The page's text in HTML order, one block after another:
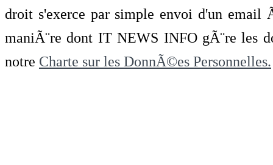
droit s'exerce par simple envoi d'un
maniÃ¨re dont IT NEWS INFO gÃ¨re les
notre Charte sur les DonnÃ©es Personnelles.